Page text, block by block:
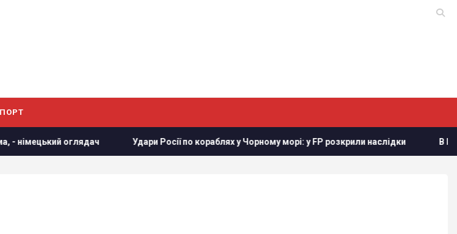
Удари Росії по кораблях у Чорному морі: у FP розкрили наслідки В Генштабі ЗСУ